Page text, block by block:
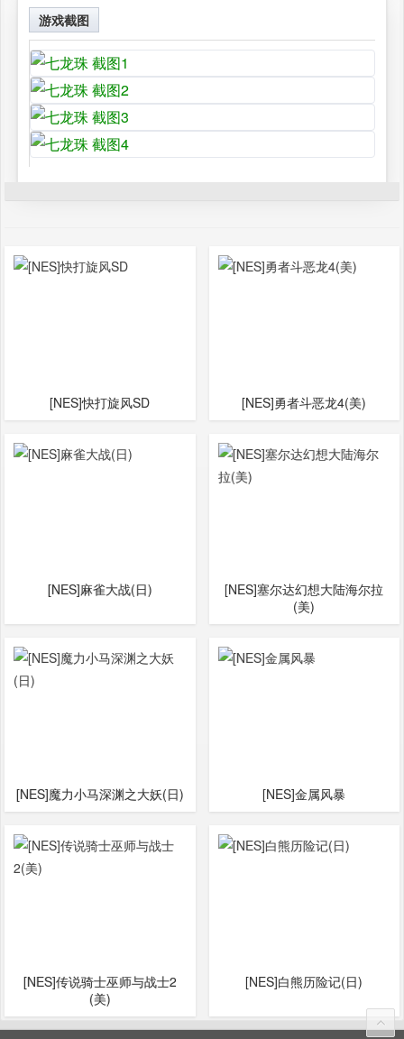
游戏截图
[NES]快打旋风SD [NES]勇者斗恶龙4(美)
[NES]麻雀大战(日)
[NES]塞尔达幻想大陆海尔拉
(美)
[NES]魔力小马深渊之大妖(日) [NES]金属风暴
[NES]传说骑士巫师与战士2
(美)
[NES]白熊历险记(日)